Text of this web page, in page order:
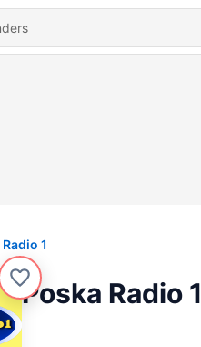
1
Poska Radio 1